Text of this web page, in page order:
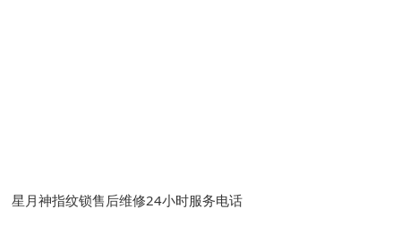
星月神指纹锁售后维修24小时服务电话